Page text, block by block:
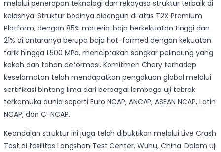
melalui penerapan teknologi dan rekayasa struktur terbaik di
kelasnya. Struktur bodinya dibangun di atas T2X Premium
Platform, dengan 85% material baja berkekuatan tinggi dan
21% di antaranya berupa baja hot-formed dengan kekuatan
tarik hingga 1.500 MPa, menciptakan sangkar pelindung yang
kokoh dan tahan deformasi. Komitmen Chery terhadap
keselamatan telah mendapatkan pengakuan global melalui
sertifikasi bintang lima dari berbagai lembaga uji tabrak
terkemuka dunia seperti Euro NCAP, ANCAP, ASEAN NCAP, Latin
NCAP, dan C-NCAP.
Keandalan struktur ini juga telah dibuktikan melalui Live Crash
Test di fasilitas Longshan Test Center, Wuhu, China. Dalam uji